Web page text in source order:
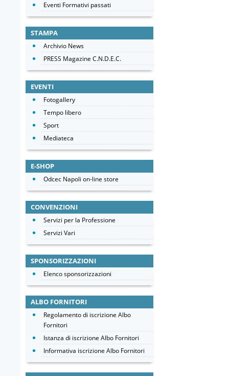
Eventi Formativi passati
STAMPA
Archivio News
PRESS Magazine C.N.D.E.C.
EVENTI
Fotogallery
Tempo libero
Sport
Mediateca
E-SHOP
Odcec Napoli on-line store
CONVENZIONI
Servizi per la Professione
Servizi Vari
SPONSORIZZAZIONI
Elenco sponsorizzazioni
ALBO FORNITORI
Regolamento di iscrizione Albo
Fornitori
Istanza di iscrizione Albo Fornitori
Informativa iscrizione Albo Fornitori